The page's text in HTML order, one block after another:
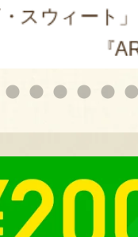
ィート」
『ARCO